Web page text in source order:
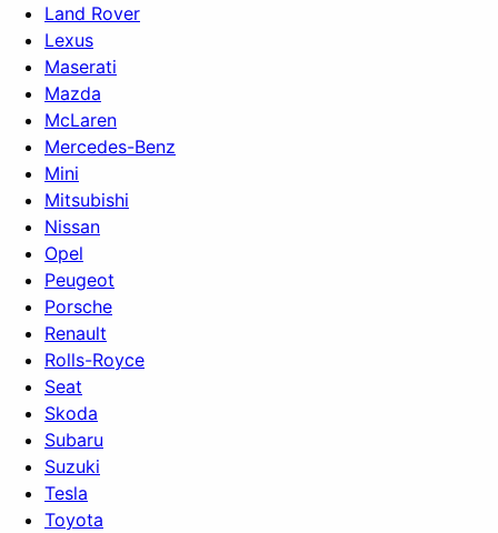
Land Rover
Lexus
Maserati
Mazda
McLaren
Mercedes-Benz
Mini
Mitsubishi
Nissan
Opel
Peugeot
Porsche
Renault
Rolls-Royce
Seat
Skoda
Subaru
Suzuki
Tesla
Toyota